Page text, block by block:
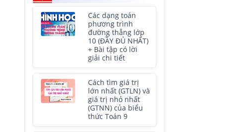
Các dạng toán
phương trình
đường thẳng lớp
10 (ĐẦY ĐỦ NHẤT)
+ Bài tập có lời
giải chi tiết
Cách tìm giá trị
lớn nhất (GTLN) và
giá trị nhỏ nhất
(GTNN) của biểu
thức Toán 9